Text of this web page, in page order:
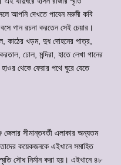
আপনি দেখতে পাবেন মরুমী কবি
গান রচনা করতেন সেই চেয়ার।
কাঠের খড়ম, দুধ দোহনের পাত্র,
ঢোল, মন্দিরা, হাতে লেখা গানের
থেকে ফেরার পথে ঘুরে যেতে
জেলার সীমান্তবর্তী এলাকার অন্যতম
তাদের কয়েকজনকে এইখানে সমাহিত
সৌধ নির্মান করা হয়। এইখানে ৪৮